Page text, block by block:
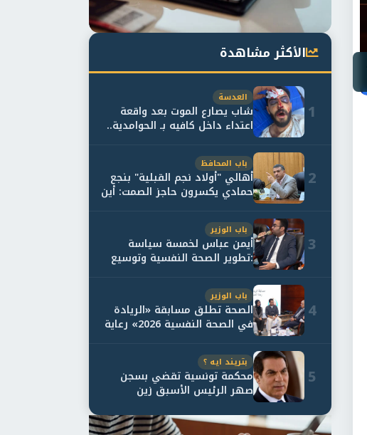
الأكثر مشاهدة
1
العدسة
شاب يصارع الموت بعد واقعة
اعتداء داخل كافيه بـ الحوامدية..
وأسرته...
2
باب المحافظ
أهالي "أولاد نجم القبلية" بنجع
حمادي يكسرون حاجز الصمت: أين
حقيقة...
3
باب الوزير
أيمن عباس لخمسة سياسة
:تطوير الصحة النفسية وتوسيع
خدمات العلاج و...
4
باب الوزير
الصحة تطلق مسابقة «الريادة
في الصحة النفسية 2026» رعاية
نفسية اف...
5
بتريند ايه ؟
محكمة تونسية تقضي بسجن
صهر الرئيس الأسبق زين
العابدين بن علي لمدة...